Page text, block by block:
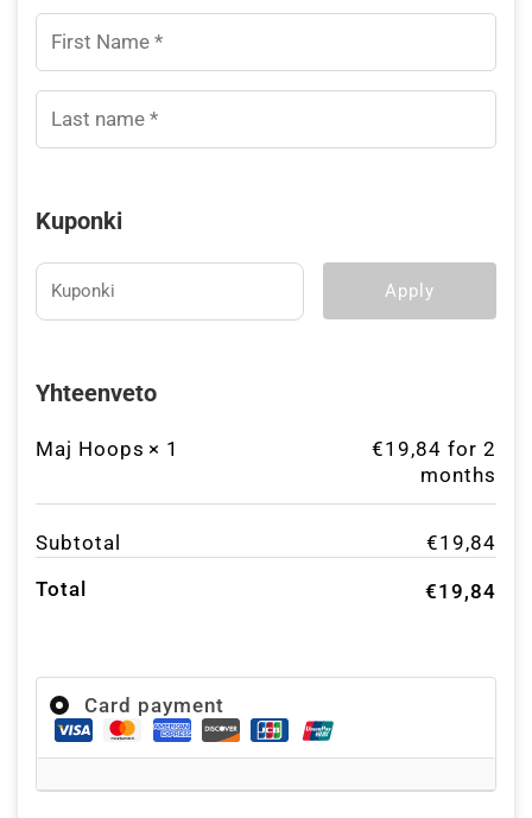
Kuponki
Apply
Yhteenveto
Maj Hoops × 1 €19,84 for 2
months
Subtotal €19,84
Total
€19,84
Card payment